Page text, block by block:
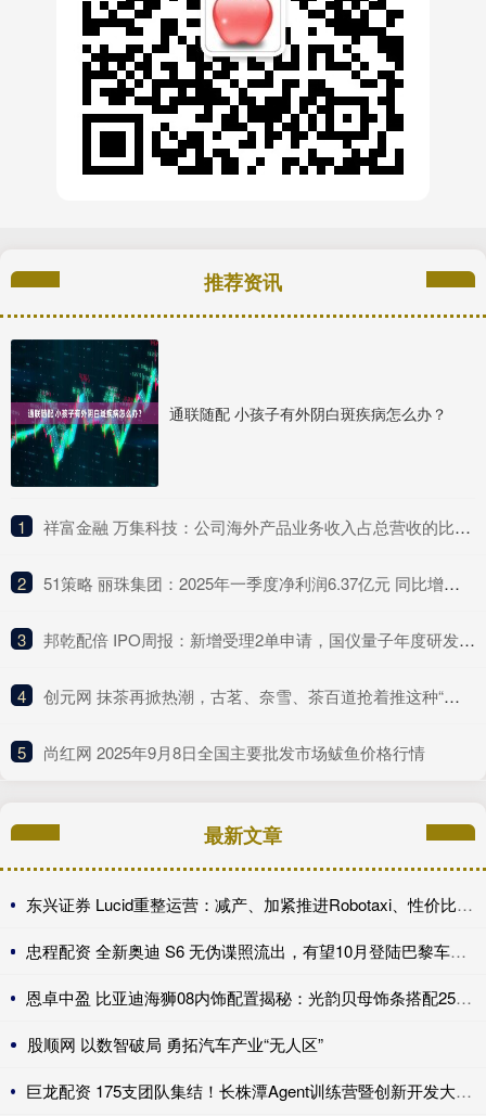
推荐资讯
通联随配 小孩子有外阴白斑疾病怎么办？
1 ​祥富金融 万集科技：公司海外产品业务收入占总营收的比例较低
2 ​51策略 丽珠集团：2025年一季度净利润6.37亿元 同比增长4.75%
3 ​邦乾配倍 IPO周报：新增受理2单申请，国仪量子年度研发投入占比下滑
4 ​创元网 抹茶再掀热潮，古茗、奈雪、茶百道抢着推这种“浓”新品
5 ​尚红网 2025年9月8日全国主要批发市场鲅鱼价格行情
最新文章
东兴证券 Lucid重整运营：减产、加紧推进Robotaxi、性价比车型继续跳票
忠程配资 全新奥迪 S6 无伪谍照流出，有望10月登陆巴黎车展完成首秀!
恩卓中盈 比亚迪海狮08内饰配置揭秘：光韵贝母饰条搭配25扬帝瓦雷音响登场
股顺网 以数智破局 勇拓汽车产业“无人区”
巨龙配资 175支团队集结！长株潭Agent训练营暨创新开发大赛第一期训练营开讲